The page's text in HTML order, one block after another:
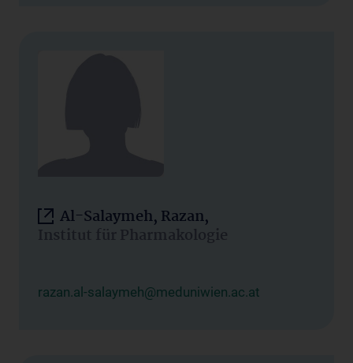
Al-Salaymeh, Razan,
Institut für Pharmakologie
razan.al-salaymeh@meduniwien.ac.at